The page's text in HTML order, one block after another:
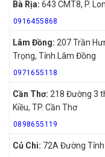
Bà Rịa: 643 CMT8, P.
0916455868
Lâm Đồng: 207 Trần
Trọng, Tỉnh Lâm Đồng
0971655118
Cần Thơ: 218 Đường 3
Kiều, TP. Cần Thơ
0898655119
Củ Chi: 72A Đường Tỉnh